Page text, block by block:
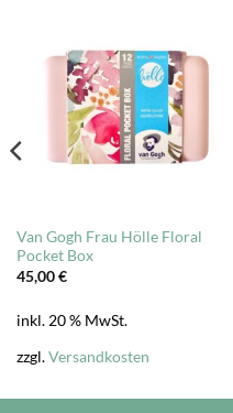
Van Gogh Frau Hölle Floral
Pocket Box
45,00€
inkl. 20 % MwSt.
zzgl.Versandkosten